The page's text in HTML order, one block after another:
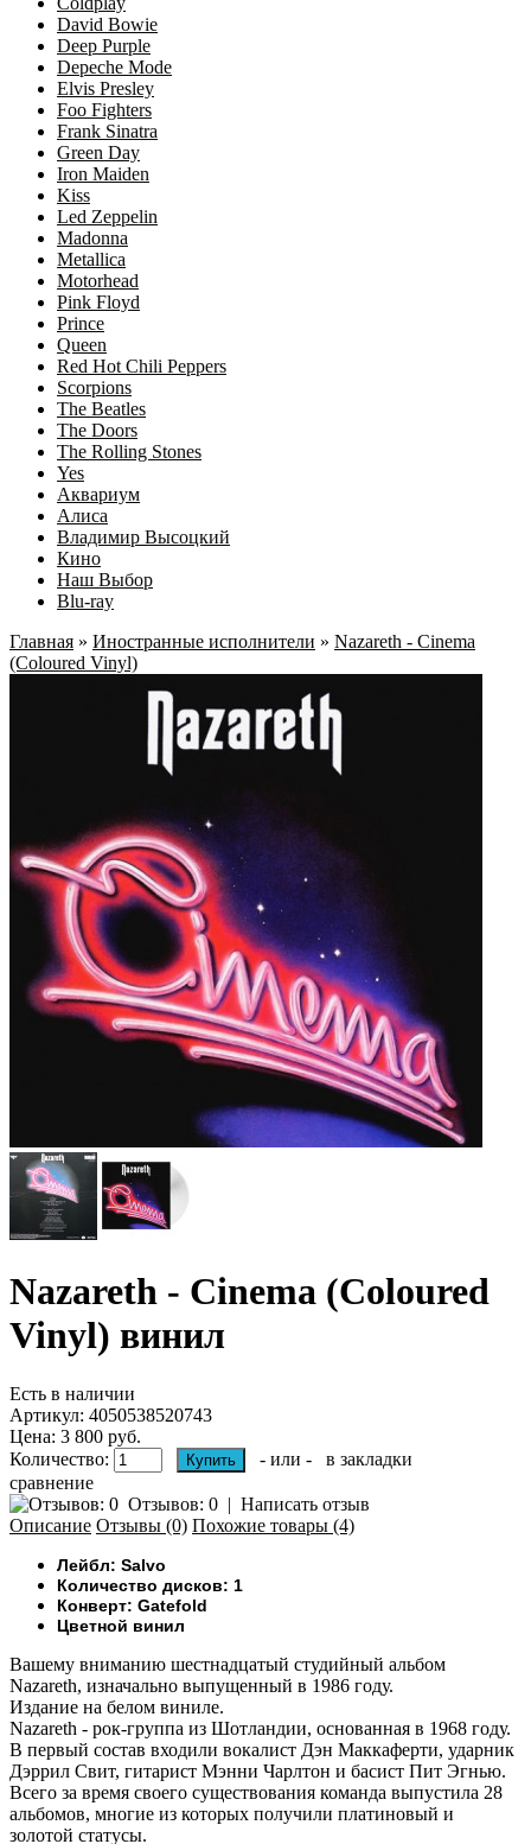
David Bowie
Deep Purple
Depeche Mode
Elvis Presley
Foo Fighters
Frank Sinatra
Green Day
Iron Maiden
Kiss
Led Zeppelin
Madonna
Metallica
Motorhead
Pink Floyd
Prince
Queen
Red Hot Chili Peppers
Scorpions
The Beatles
The Doors
The Rolling Stones
Yes
Аквариум
Алиса
Владимир Высоцкий
Кино
Наш Выбор
Blu-ray
Главная » Иностранные исполнители » Nazareth - Cinema
(Coloured Vinyl)
Nazareth - Cinema (Coloured
Vinyl) винил
Есть в наличии
Артикул: 4050538520743
Цена: 3 800 руб.
Количество:
- или -
в закладки
сравнение
Отзывов: 0 | Написать отзыв
Описание Отзывы (0) Похожие товары (4)
Лейбл: Salvo
Количество дисков: 1
Конверт: Gatefold
Цветной винил
Вашему вниманию шестнадцатый студийный альбом
Nazareth, изначально выпущенный в 1986 году.
Издание на белом виниле.
Nazareth - рок-группа из Шотландии, основанная в 1968 году.
В первый состав входили вокалист Дэн Маккаферти, ударник
Дэррил Свит, гитарист Мэнни Чарлтон и басист Пит Эгнью.
Всего за время своего существования команда выпустила 28
альбомов, многие из которых получили платиновый и
золотой статусы.